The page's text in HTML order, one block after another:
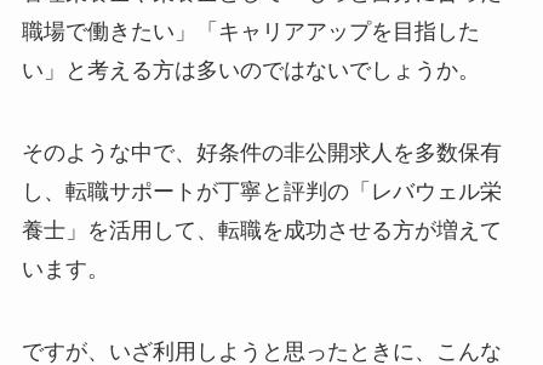
職場で働きたい」「キャリアアップを目指した
い」と考える方は多いのではないでしょうか。
そのような中で、好条件の非公開求人を多数保有
し、転職サポートが丁寧と評判の「レバウェル栄
養士」を活用して、転職を成功させる方が増えて
います。
ですが、いざ利用しようと思ったときに、こんな